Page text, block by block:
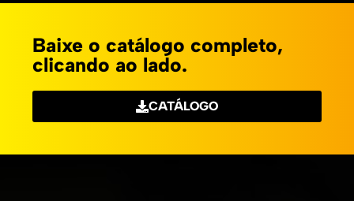
Baixe o catálogo completo,
clicando ao lado.
CATÁLOGO